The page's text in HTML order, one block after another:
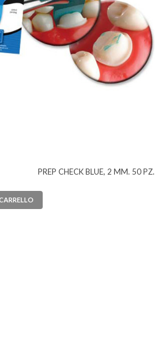
PREP CHECK BLUE, 2 MM. 50 PZ.